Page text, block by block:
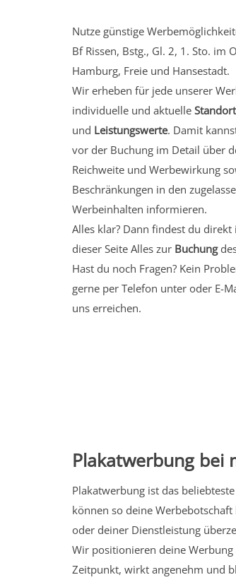
Nutze günstige
Bf Rissen, Bstg., Gl. 2, 1. Sto. im
Hamburg, Freie und Hansestadt.
Wir erheben für jede unserer
individuelle und aktuelle
und Leistungswerte. Damit
vor der Buchung im Detail über
Reichweite und Werbewirkung
Beschränkungen in den
Werbeinhalten informieren.
Alles klar? Dann findest du direkt
dieser Seite Alles zur Buchung
Hast du noch Fragen? Kein
gerne per Telefon unter oder E-
uns erreichen.
Plakatwerbung bei
Plakatwerbung ist das
können so deine
oder deiner Dienstleistung
Wir positionieren deine
Zeitpunkt, wirkt angenehm und